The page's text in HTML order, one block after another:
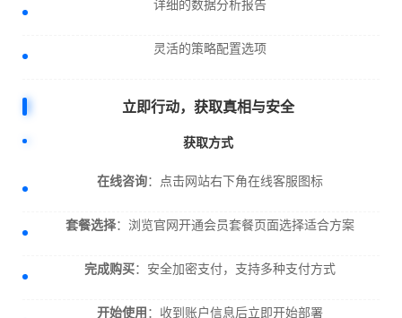
详细的数据分析报告
灵活的策略配置选项
立即行动，获取真相与安全
获取方式
在线咨询：点击网站右下角在线客服图标
套餐选择：浏览官网开通会员套餐页面选择适合方案
完成购买：安全加密支付，支持多种支付方式
开始使用：收到账户信息后立即开始部署